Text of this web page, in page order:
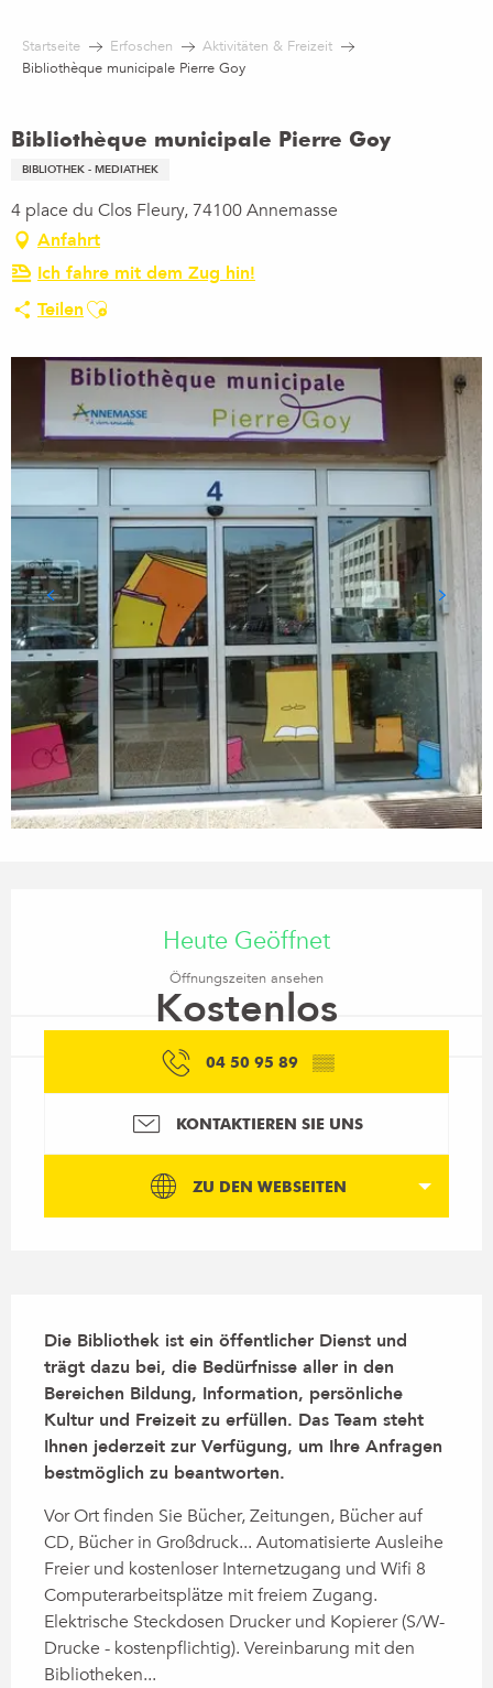
contenu
Startseite Erfoschen
Aktivitäten & Freizeit
Bibliothèque municipale Pierre Goy
Bibliothèque municipale Pierre Goy
BIBLIOTHEK - MEDIATHEK
4 place du Clos Fleury, 74100 Annemasse
Anfahrt
Ich fahre mit dem Zug hin!
TeilenAjouter aux favoris
Heute Geöffnet
Öffnungszeiten ansehen
Kostenlos
04 50 95 89 ▒▒
KONTAKTIEREN SIE UNS
ZU DEN WEBSEITEN
Die Bibliothek ist ein öffentlicher Dienst und
trägt dazu bei, die Bedürfnisse aller in den
Bereichen Bildung, Information, persönliche
Kultur und Freizeit zu erfüllen. Das Team steht
Ihnen jederzeit zur Verfügung, um Ihre Anfragen
bestmöglich zu beantworten.
Vor Ort finden Sie Bücher, Zeitungen, Bücher auf
CD, Bücher in Großdruck... Automatisierte Ausleihe
Freier und kostenloser Internetzugang und Wifi 8
Computerarbeitsplätze mit freiem Zugang.
Elektrische Steckdosen Drucker und Kopierer (S/W-
Drucke - kostenpflichtig). Vereinbarung mit den
Bibliotheken...